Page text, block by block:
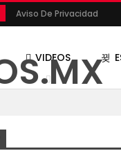
Aviso De Privacidad
VIDEOS